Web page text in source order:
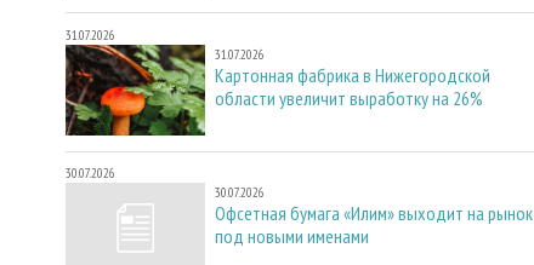
31.07.2026
31.07.2026
Картонная фабрика в Нижегородской
области увеличит выработку на 26%
30.07.2026
30.07.2026
Офсетная бумага «Илим» выходит на рынок
под новыми именами